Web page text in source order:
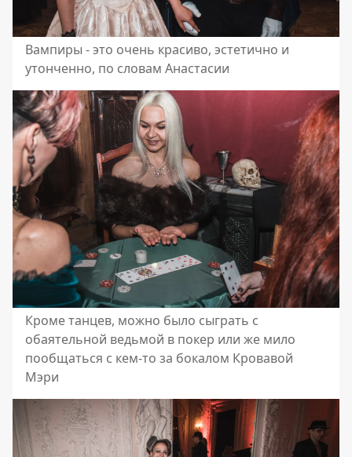
Вампиры - это очень красиво, эстетично и
утонченно, по словам Анастасии
Кроме танцев, можно было сыграть с
обаятельной ведьмой в покер или же мило
пообщаться с кем-то за бокалом Кровавой
Мэри